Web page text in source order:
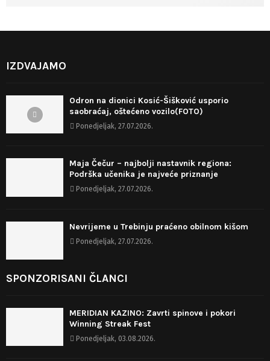
IZDVAJAMO
Odron na dionici Kosić-Šišković usporio
saobraćaj, oštećeno vozilo(FOTO)
Ponedjeljak, 27.07.2026.
Maja Čečur – najbolji nastavnik regiona:
Podrška učenika je najveće priznanje
Ponedjeljak, 27.07.2026.
Nevrijeme u Trebinju praćeno obilnom kišom
Ponedjeljak, 27.07.2026.
SPONZORISANI ČLANCI
MERIDIAN KAZINO: Zavrti spinove i pokori
Winning Streak Fest
Ponedjeljak, 03.08.2026.